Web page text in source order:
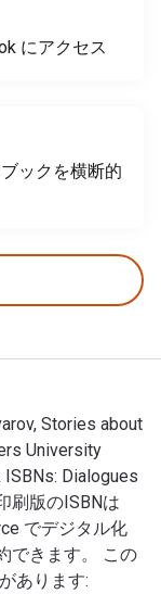
にアクセス
ックを横断的
Stories about
University
Dialogues
刷版のISBNは
でデジタル化
できます。 この
あります: